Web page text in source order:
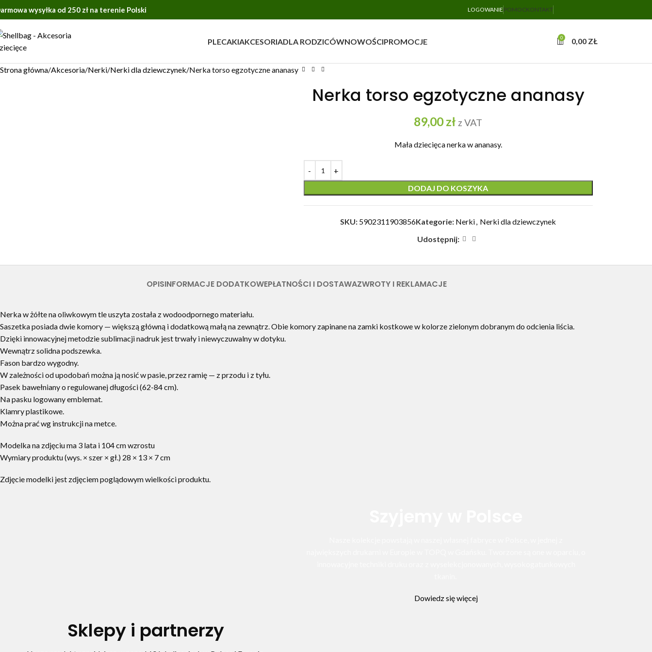
wysyłka od 250 zł na terenie Polski LOGOWANIE POMOCKONTAKT
PLECAKIAKCESORIADLA RODZICÓWNOWOŚCIPROMOCJE 0 0,00 ZŁ
Strona główna Akcesoria Nerki Nerki dla dziewczynek Nerka torso egzotyczne ananasy
Nerka torso egzotyczne ananasy
89,00zł z VAT
Mała dziecięca nerka w ananasy.
DODAJ DO KOSZYKA
SKU: 5902311903856Kategorie: Nerki, Nerki dla dziewczynek
Udostępnij:
OPISINFORMACJE DODATKOWEPŁATNOŚCI I DOSTAWAZWROTY I REKLAMACJE
Nerka w żółte na oliwkowym tle uszyta została z wodoodpornego materiału.
Saszetka posiada dwie komory — większą główną i dodatkową małą na zewnątrz. Obie komory zapinane na zamki kostkowe w kolorze zielonym dobranym do odcienia liścia.
Dzięki innowacyjnej metodzie sublimacji nadruk jest trwały i niewyczuwalny w dotyku.
Wewnątrz solidna podszewka.
Fason bardzo wygodny.
W zależności od upodobań można ją nosić w pasie, przez ramię — z przodu i z tyłu.
Pasek bawełniany o regulowanej długości (62-84 cm).
Na pasku logowany emblemat.
Klamry plastikowe.
Można prać wg instrukcji na metce.
Modelka na zdjęciu ma 3 lata i 104 cm wzrostu
Wymiary produktu (wys. × szer × gł.) 28 × 13 × 7 cm
Zdjęcie modelki jest zdjęciem poglądowym wielkości produktu.
Dowiedz się więcej
Sklepy i partnerzy